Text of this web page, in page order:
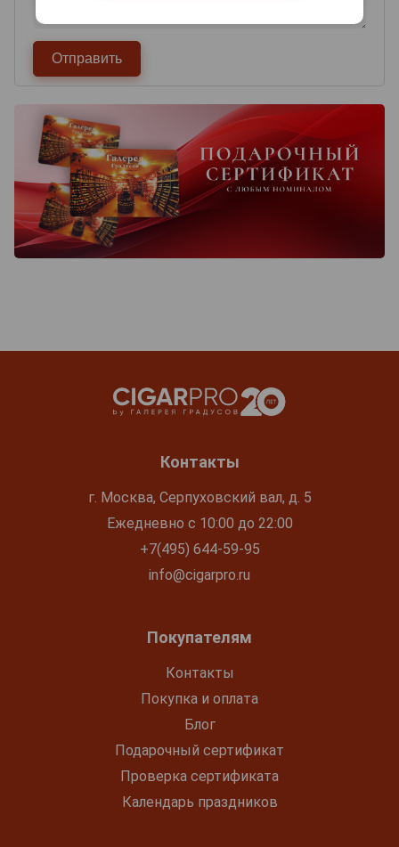
Контакты
г. Москва, Серпуховский вал, д. 5
Ежедневно с 10:00 до 22:00
+7(495) 644-59-95
info@cigarpro.ru
Покупателям
Контакты
Покупка и оплата
Блог
Подарочный сертификат
Проверка сертификата
Календарь праздников